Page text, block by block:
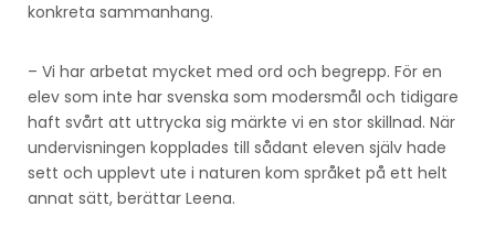
konkreta sammanhang.
– Vi har arbetat mycket med ord och begrepp. För en
elev som inte har svenska som modersmål och tidigare
haft svårt att uttrycka sig märkte vi en stor skillnad. När
undervisningen kopplades till sådant eleven själv hade
sett och upplevt ute i naturen kom språket på ett helt
annat sätt, berättar Leena.